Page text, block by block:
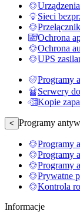
Sieci
Ochrona
Ochrona
UPS
Programy
Serwery
Kopie
< Programy
Programy
Programy
Programy
Prywatne
Kontrola
Informacje